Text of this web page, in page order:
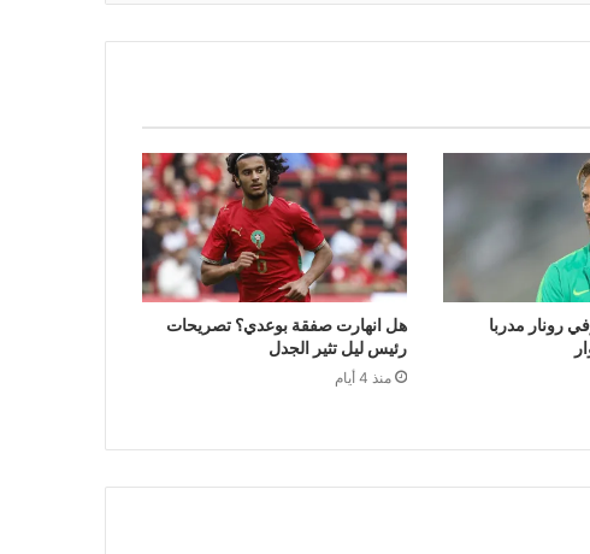
رونار مدربا
هل انهارت صفقة بوعدي؟ تصريحات
رئيس ليل تثير الجدل
منذ 4 أيام